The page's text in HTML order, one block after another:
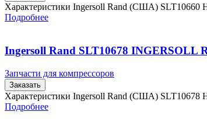
Характеристики Ingersoll Rand (США) SLT10660
Подробнее
Ingersoll Rand SLT10678 INGERSOLL
Запчасти для компрессоров
Заказать
Характеристики Ingersoll Rand (США) SLT10678
Подробнее